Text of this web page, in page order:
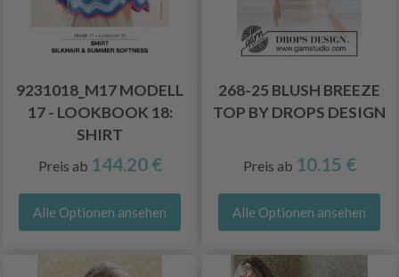
9231018_M17 MODELL
17 - LOOKBOOK 18:
SHIRT
Preis ab 144.20 €
Alle Optionen ansehen
268-25 BLUSH BREEZE
TOP BY DROPS DESIGN
Preis ab 10.15 €
Alle Optionen ansehen